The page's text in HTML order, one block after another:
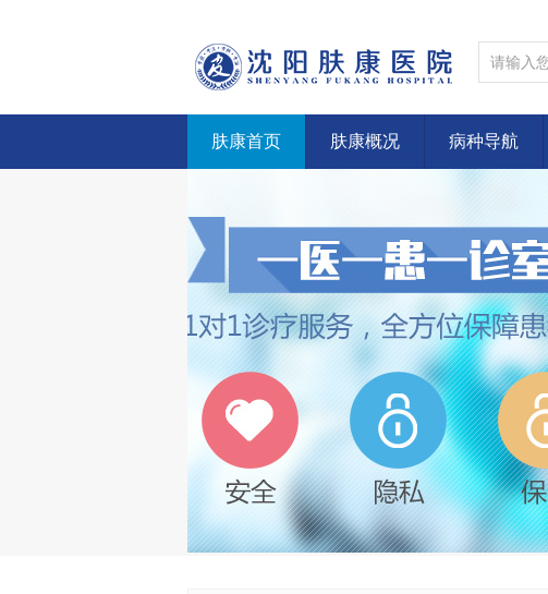
肤康首页 肤康概况 病种导航